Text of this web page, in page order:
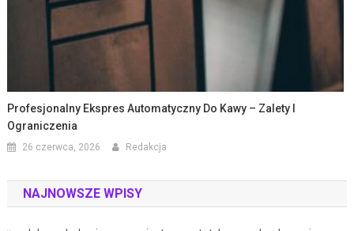
Profesjonalny Ekspres Automatyczny Do Kawy – Zalety I
Ograniczenia
26 czerwca, 2026 Redakcja
NAJNOWSZE WPISY